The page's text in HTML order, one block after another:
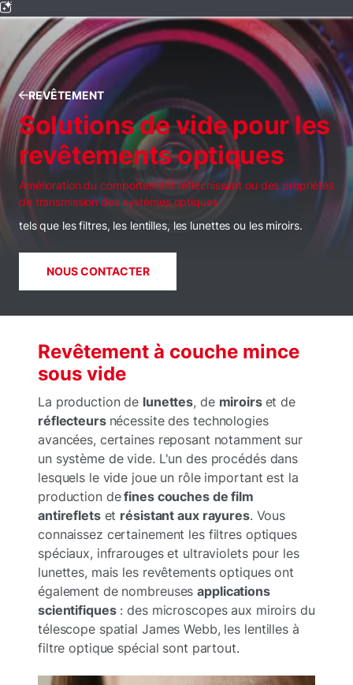
REVÊTEMENT
Solutions de vide pour les
revêtements optiques
Amélioration du comportement réfléchissant ou des propriétés
de transmission des systèmes optiques
tels que les filtres, les lentilles, les lunettes ou les miroirs.
NOUS CONTACTER
Revêtement à couche mince
sous vide
La production de lunettes, de miroirs et de
réflecteurs nécessite des technologies
avancées, certaines reposant notamment sur
un système de vide. L'un des procédés dans
lesquels le vide joue un rôle important est la
production defines couches de film
antirefletset résistant aux rayures. Vous
connaissez certainement les filtres optiques
spéciaux, infrarouges et ultraviolets pour les
lunettes, mais les revêtements optiques ont
également de nombreusesapplications
scientifiques: des microscopes aux miroirs du
télescope spatial James Webb, les lentilles à
filtre optique spécial sont partout.